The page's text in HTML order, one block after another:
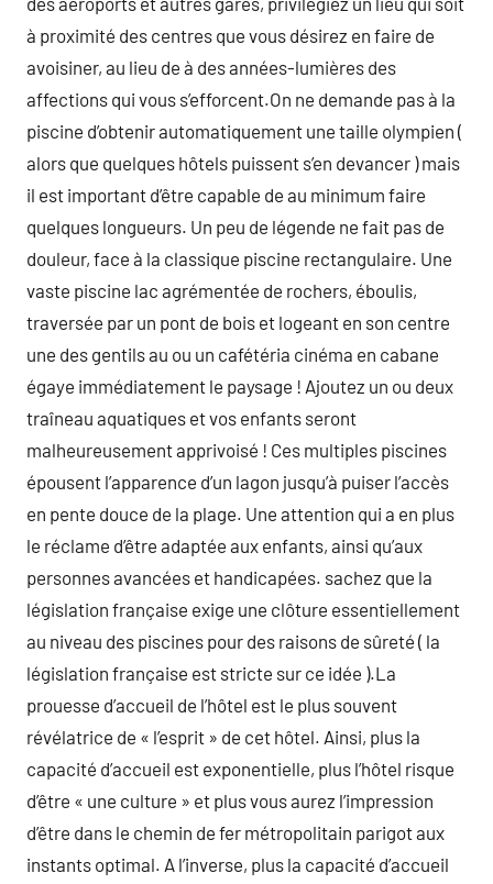
à proximité des centres que vous désirez en faire de
avoisiner, au lieu de à des années-lumières des
affections qui vous s’efforcent.On ne demande pas à la
piscine d’obtenir automatiquement une taille olympien (
alors que quelques hôtels puissent s’en devancer ) mais
il est important d’être capable de au minimum faire
quelques longueurs. Un peu de légende ne fait pas de
douleur, face à la classique piscine rectangulaire. Une
vaste piscine lac agrémentée de rochers, éboulis,
traversée par un pont de bois et logeant en son centre
une des gentils au ou un cafétéria cinéma en cabane
égaye immédiatement le paysage ! Ajoutez un ou deux
traîneau aquatiques et vos enfants seront
malheureusement apprivoisé ! Ces multiples piscines
épousent l’apparence d’un lagon jusqu’à puiser l’accès
en pente douce de la plage. Une attention qui a en plus
le réclame d’être adaptée aux enfants, ainsi qu’aux
personnes avancées et handicapées. sachez que la
législation française exige une clôture essentiellement
au niveau des piscines pour des raisons de sûreté ( la
législation française est stricte sur ce idée ).La
prouesse d’accueil de l’hôtel est le plus souvent
révélatrice de « l’esprit » de cet hôtel. Ainsi, plus la
capacité d’accueil est exponentielle, plus l’hôtel risque
d’être « une culture » et plus vous aurez l’impression
d’être dans le chemin de fer métropolitain parigot aux
instants optimal. A l’inverse, plus la capacité d’accueil